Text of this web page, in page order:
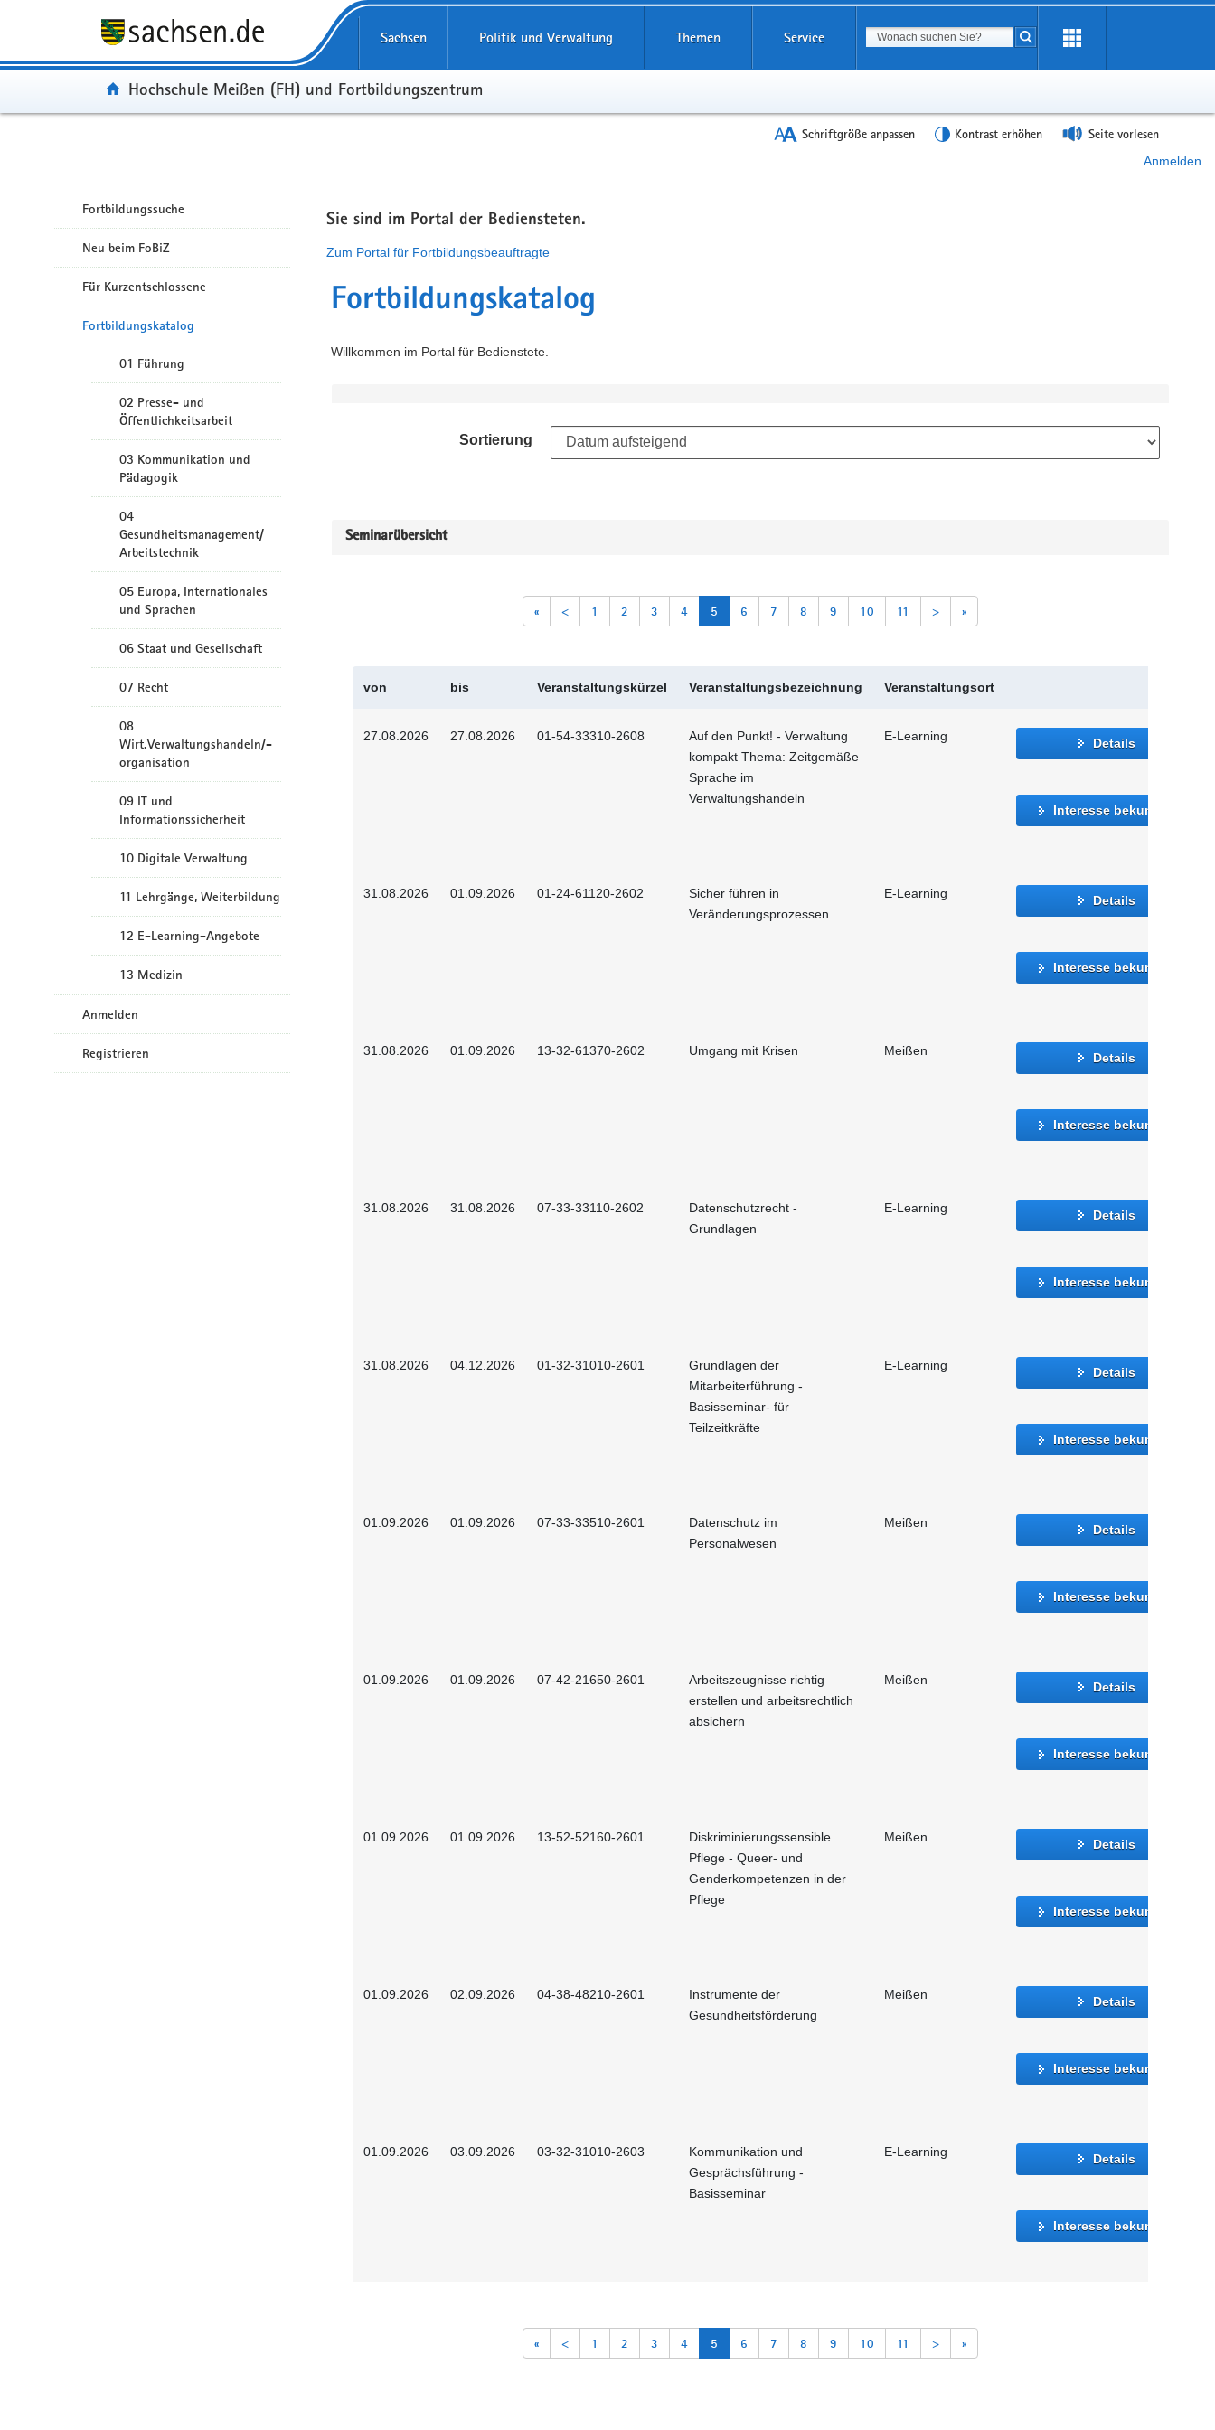
Sachsen Politik und Verwaltung Themen Service Suchbegriff
Suche starten
Portal:
Hochschule Meißen (FH) und Fortbildungszentrum
Schriftgröße anpassen Kontrast erhöhen Seite vorlesen
Anmelden
Fortbildungssuche
Neu beim FoBiZ
Für Kurzentschlossene
Fortbildungskatalog
01 Führung
02 Presse- und
Öffentlichkeitsarbeit
03 Kommunikation und
Pädagogik
04
Gesundheitsmanagement/
Arbeitstechnik
05 Europa, Internationales
und Sprachen
06 Staat und Gesellschaft
07 Recht
08
Wirt.Verwaltungshandeln/-
organisation
09 IT und
Informationssicherheit
10 Digitale Verwaltung
11 Lehrgänge, Weiterbildung
12 E-Learning-Angebote
13 Medizin
Anmelden
Registrieren
Sie sind im Portal der Bediensteten.
Zum Portal für Fortbildungsbeauftragte
Fortbildungskatalog
Willkommen im Portal für Bedienstete.
Sortierung
Seminarübersicht
« < 1 2 3 4 5 6 7 8 9 10 11 > »
von bis Veranstaltungskürzel Veranstaltungsbezeichnung Veranstaltungsort
27.08.2026 27.08.2026 01-54-33310-2608
Auf den Punkt! - Verwaltung
kompakt Thema: Zeitgemäße
Sprache im
Verwaltungshandeln
E-Learning Details
Interesse bekunden
31.08.2026 01.09.2026 01-24-61120-2602
Sicher führen in
Veränderungsprozessen
E-Learning Details
Interesse bekunden
31.08.2026 01.09.2026 13-32-61370-2602 Umgang mit Krisen Meißen Details
Interesse bekunden
31.08.2026 31.08.2026 07-33-33110-2602
Datenschutzrecht -
Grundlagen
E-Learning Details
Interesse bekunden
31.08.2026 04.12.2026 01-32-31010-2601
Grundlagen der
Mitarbeiterführung -
Basisseminar- für
Teilzeitkräfte
E-Learning Details
Interesse bekunden
01.09.2026 01.09.2026 07-33-33510-2601
Datenschutz im
Personalwesen
Meißen Details
Interesse bekunden
01.09.2026 01.09.2026 07-42-21650-2601
Arbeitszeugnisse richtig
erstellen und arbeitsrechtlich
absichern
Meißen Details
Interesse bekunden
01.09.2026 01.09.2026 13-52-52160-2601
Diskriminierungssensible
Pflege - Queer- und
Genderkompetenzen in der
Pflege
Meißen Details
Interesse bekunden
01.09.2026 02.09.2026 04-38-48210-2601
Instrumente der
Gesundheitsförderung
Meißen Details
Interesse bekunden
01.09.2026 03.09.2026 03-32-31010-2603
Kommunikation und
Gesprächsführung -
Basisseminar
E-Learning Details
Interesse bekunden
« < 1 2 3 4 5 6 7 8 9 10 11 > »